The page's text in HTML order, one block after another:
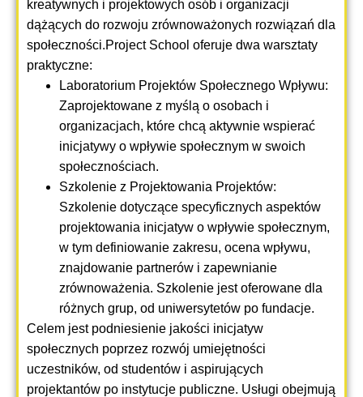
kreatywnych i projektowych osób i organizacji
dążących do rozwoju zrównoważonych rozwiązań dla
społeczności.Project School oferuje dwa warsztaty
praktyczne:
Laboratorium Projektów Społecznego Wpływu:
Zaprojektowane z myślą o osobach i
organizacjach, które chcą aktywnie wspierać
inicjatywy o wpływie społecznym w swoich
społecznościach.
Szkolenie z Projektowania Projektów:
Szkolenie dotyczące specyficznych aspektów
projektowania inicjatyw o wpływie społecznym,
w tym definiowanie zakresu, ocena wpływu,
znajdowanie partnerów i zapewnianie
zrównoważenia. Szkolenie jest oferowane dla
różnych grup, od uniwersytetów po fundacje.
Celem jest podniesienie jakości inicjatyw
społecznych poprzez rozwój umiejętności
uczestników, od studentów i aspirujących
projektantów po instytucje publiczne. Usługi obejmują